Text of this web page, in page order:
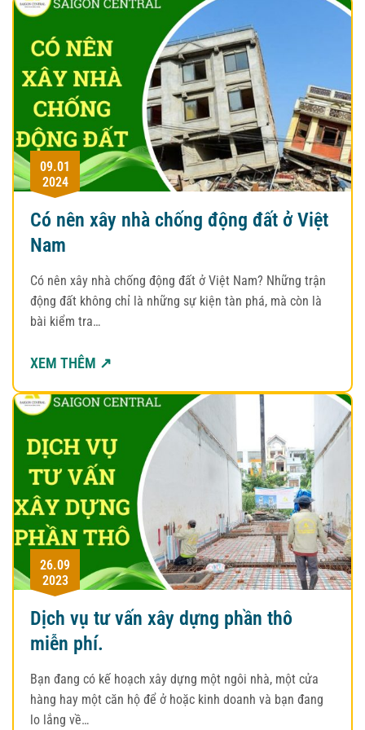
09.01
2024
Có nên xây nhà chống động đất ở Việt
Nam
Có nên xây nhà chống động đất ở Việt Nam? Những trận
động đất không chỉ là những sự kiện tàn phá, mà còn là
bài kiểm tra…
XEM THÊM ↗
26.09
2023
Dịch vụ tư vấn xây dựng phần thô
miễn phí.
Bạn đang có kế hoạch xây dựng một ngôi nhà, một cửa
hàng hay một căn hộ để ở hoặc kinh doanh và bạn đang
lo lắng về…